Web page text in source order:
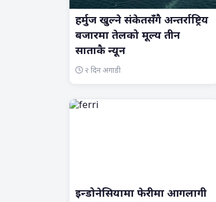
हर्मुज खुल्ने संकेतसँगै अन्तर्राष्ट्रिय
बजारमा तेलको मूल्य तीन
साताकै न्यून
२ दिन अगाडी
इन्डोनेसियामा फेरीमा आगलागी